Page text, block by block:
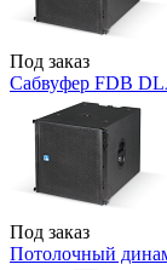
Под заказ
Сабвуфер FDB
Под заказ
Потолочный